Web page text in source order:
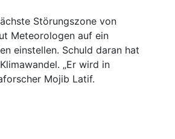
Störungszone von
Meteorologen auf ein
einstellen. Schuld daran hat
„Er wird in
Mojib Latif.